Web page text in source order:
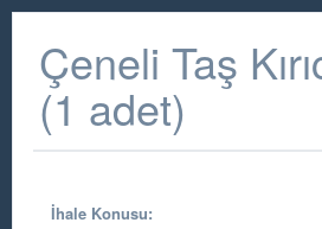
Çeneli Taş
(1 adet)
İhale Konusu: